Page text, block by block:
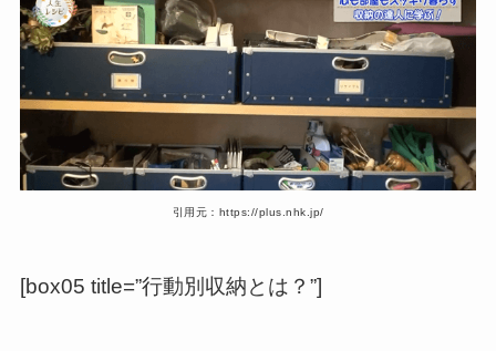
引用元：https://plus.nhk.jp/
[box05 title=”行動別収納とは？”]